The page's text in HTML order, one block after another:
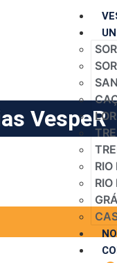
RIO
VespeR